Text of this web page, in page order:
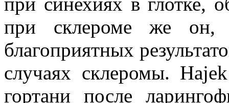
при склероме же он,
благоприятных
случаях склеромы.
гортани после